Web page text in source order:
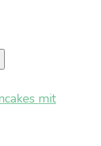
mit